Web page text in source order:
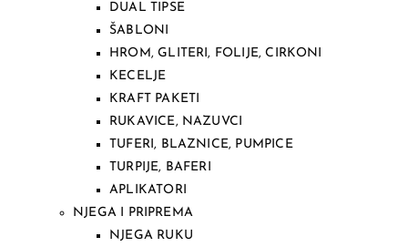
DUAL TIPSE
ŠABLONI
HROM, GLITERI, FOLIJE, CIRKONI
KECELJE
KRAFT PAKETI
RUKAVICE, NAZUVCI
TUFERI, BLAZNICE, PUMPICE
TURPIJE, BAFERI
APLIKATORI
NJEGA I PRIPREMA
NJEGA RUKU